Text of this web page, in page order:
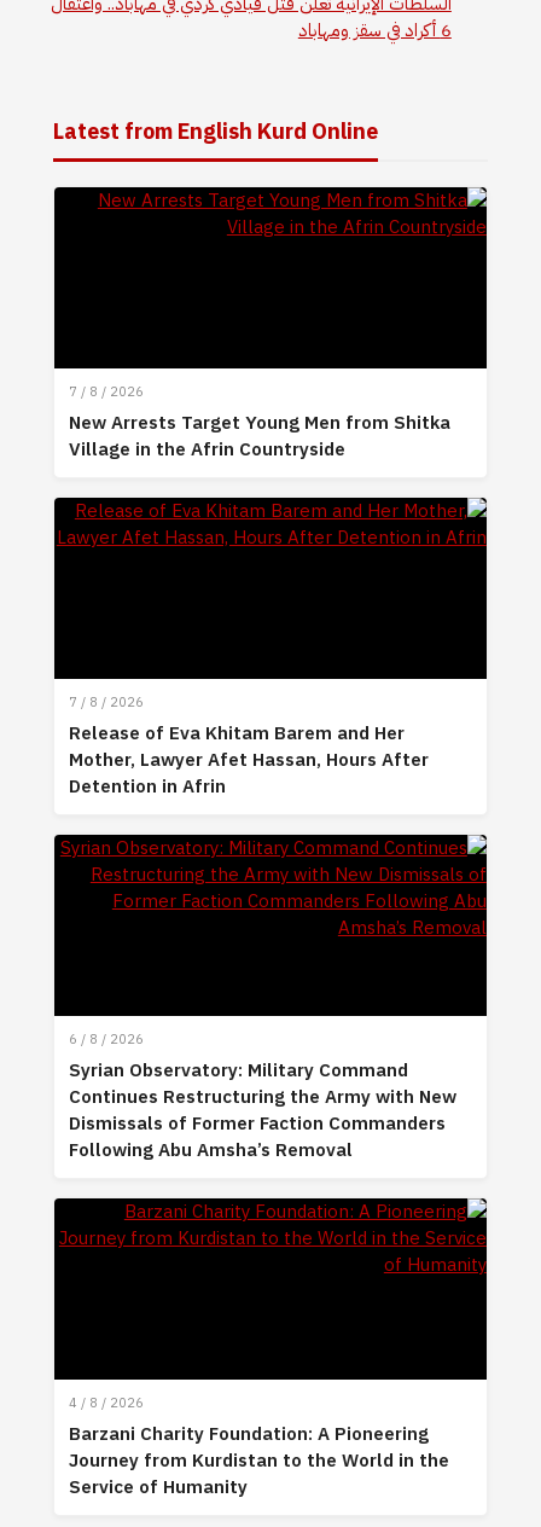
6 أكراد في سقز ومهاباد
Latest from English Kurd Online
7 / 8 / 2026
New Arrests Target Young Men from Shitka
Village in the Afrin Countryside
7 / 8 / 2026
Release of Eva Khitam Barem and Her
Mother, Lawyer Afet Hassan, Hours After
Detention in Afrin
6 / 8 / 2026
Syrian Observatory: Military Command
Continues Restructuring the Army with New
Dismissals of Former Faction Commanders
Following Abu Amsha’s Removal
4 / 8 / 2026
Barzani Charity Foundation: A Pioneering
Journey from Kurdistan to the World in the
Service of Humanity